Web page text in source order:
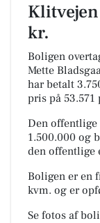
kr.
Boligen
Mette
har betalt
pris på 53.571
Den
1.500.000 og
den offentlige
Boligen er en
kvm. og er
Se fotos af